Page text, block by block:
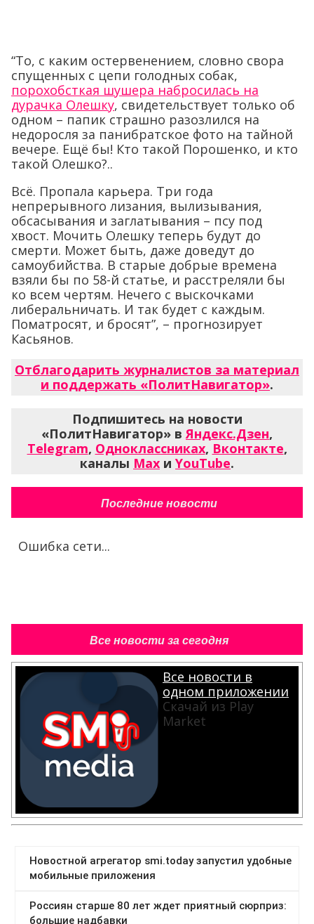
“То, с каким остервенением, словно свора
спущенных с цепи голодных собак,
порохобсткая шушера набросилась на
дурачка Олешку, свидетельствует только об
одном – папик страшно разозлился на
недоросля за панибратское фото на тайной
вечере. Ещё бы! Кто такой Порошенко, и кто
такой Олешко?..
Всё. Пропала карьера. Три года
непрерывного лизания, вылизывания,
обсасывания и заглатывания – псу под
хвост. Мочить Олешку теперь будут до
смерти. Может быть, даже доведут до
самоубийства. В старые добрые времена
взяли бы по 58-й статье, и расстреляли бы
ко всем чертям. Нечего с выскочками
либеральничать. И так будет с каждым.
Поматросят, и бросят”, – прогнозирует
Касьянов.
Отблагодарить журналистов за материал
и поддержать «ПолитНавигатор».
Подпишитесь на новости
«ПолитНавигатор» в Яндекс.Дзен,
Telegram, Одноклассниках, Вконтакте,
каналы Max и YouTube.
Последние новости
Ошибка сети...
Все новости за сегодня
Все новости в
одном приложении
Скачай из Play
Market